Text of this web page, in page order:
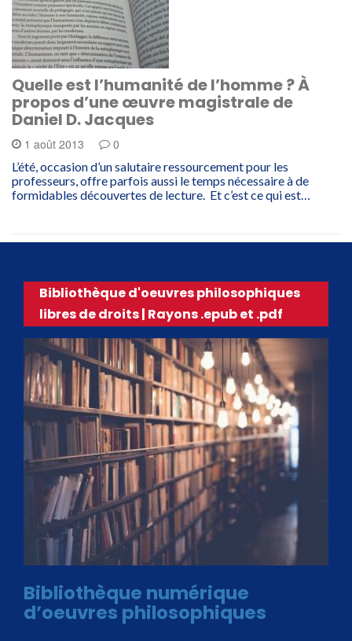
Quelle est l’humanité de l’homme ? À
propos d’une œuvre magistrale de
Daniel D. Jacques
1 août 2013 0
L’été, occasion d’un salutaire ressourcement pour les
professeurs, offre parfois aussi le temps nécessaire à de
formidables découvertes de lecture. Et c’est ce qui est…
Bibliothèque d'oeuvres philosophiques
libres de droits | Rayons .epub et .pdf
Bibliothèque numérique
d’oeuvres philosophiques